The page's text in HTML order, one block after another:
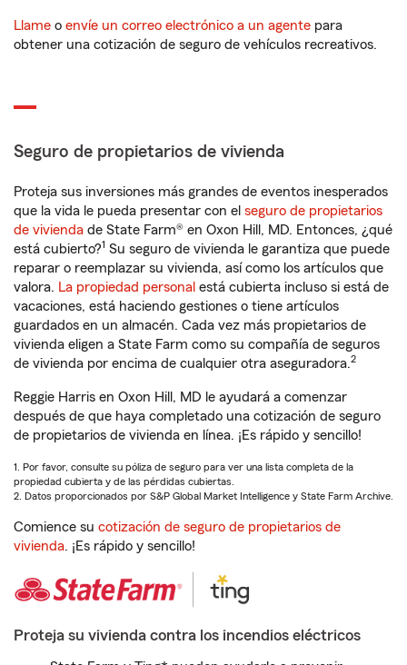
Llame o envíe un correo electrónico a un agente para
obtener una cotización de seguro de vehículos recreativos.
Seguro de propietarios de vivienda
Proteja sus inversiones más grandes de eventos inesperados
que la vida le pueda presentar con el seguro de propietarios
de vivienda de State Farm® en Oxon Hill, MD. Entonces, ¿qué
está cubierto?1 Su seguro de vivienda le garantiza que puede
reparar o reemplazar su vivienda, así como los artículos que
valora. La propiedad personal está cubierta incluso si está de
vacaciones, está haciendo gestiones o tiene artículos
guardados en un almacén. Cada vez más propietarios de
vivienda eligen a State Farm como su compañía de seguros
de vivienda por encima de cualquier otra aseguradora.2
Reggie Harris en Oxon Hill, MD le ayudará a comenzar
después de que haya completado una cotización de seguro
de propietarios de vivienda en línea. ¡Es rápido y sencillo!
1. Por favor, consulte su póliza de seguro para ver una lista completa de la
propiedad cubierta y de las pérdidas cubiertas.
2. Datos proporcionados por S&P Global Market Intelligence y State Farm Archive.
Comience su cotización de seguro de propietarios de
vivienda. ¡Es rápido y sencillo!
Proteja su vivienda contra los incendios eléctricos